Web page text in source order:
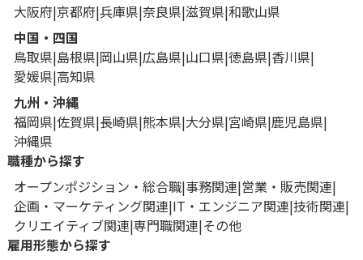
大阪府 京都府 兵庫県 奈良県 滋賀県 和歌山県
中国・四国
鳥取県 島根県 岡山県 広島県 山口県 徳島県 香川県
愛媛県 高知県
九州・沖縄
福岡県 佐賀県 長崎県 熊本県 大分県 宮崎県 鹿児島県
沖縄県
職種から探す
オープンポジション・総合職 事務関連 営業・販売関連
企画・マーケティング関連 IT・エンジニア関連 技術関連
クリエイティブ関連 専門職関連 その他
雇用形態から探す